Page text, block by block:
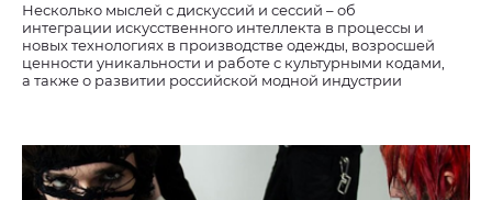
Несколько мыслей с дискуссий и сессий – об
интеграции искусственного интеллекта в процессы и
новых технологиях в производстве одежды, возросшей
ценности уникальности и работе с культурными кодами,
а также о развитии российской модной индустрии